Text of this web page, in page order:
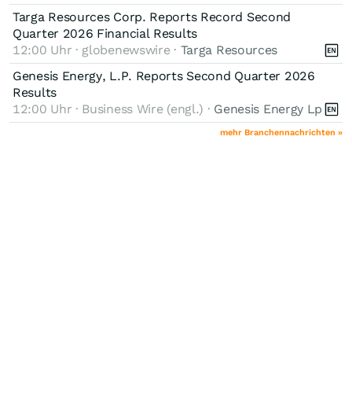
Targa Resources Corp. Reports Record Second
Quarter 2026 Financial Results
12:00 Uhr · globenewswire · Targa Resources
Genesis Energy, L.P. Reports Second Quarter 2026
Results
12:00 Uhr · Business Wire (engl.) · Genesis Energy Lp
mehr Branchennachrichten »